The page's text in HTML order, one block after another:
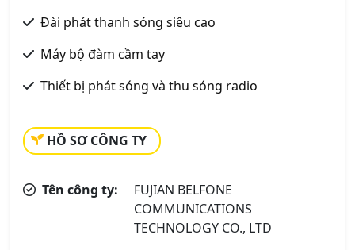
Đài phát thanh sóng siêu cao
Máy bộ đàm cầm tay
Thiết bị phát sóng và thu sóng radio
HỒ SƠ CÔNG TY
Tên công ty:
FUJIAN BELFONE
COMMUNICATIONS
TECHNOLOGY CO., LTD